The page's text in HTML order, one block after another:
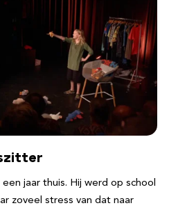
jaar thuis. Hij werd op school
zoveel stress van dat naar